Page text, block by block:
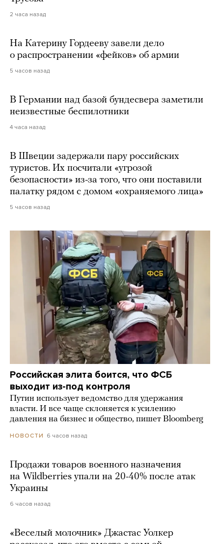
2 часа назад
На Катерину Гордееву завели дело
о распространении «фейков» об армии
5 часов назад
В Германии над базой бундесвера заметили
неизвестные беспилотники
4 часа назад
В Швеции задержали пару российских
туристов. Их посчитали «угрозой
безопасности» из-за того, что они поставили
палатку рядом с домом «охраняемого лица»
5 часов назад
Российская элита боится, что ФСБ
выходит из-под контроля
Путин использует ведомство для удержания
власти. И все чаще склоняется к усилению
давления на бизнес и общество, пишет Bloomberg
НОВОСТИ 6 часов назад
Продажи товаров военного назначения
на Wildberries упали на 20-40% после атак
Украины
6 часов назад
«Веселый молочник» Джастас Уолкер